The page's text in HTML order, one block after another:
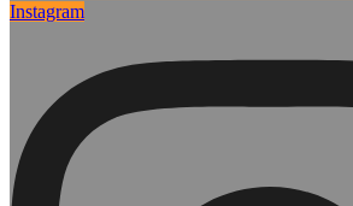
Instagram